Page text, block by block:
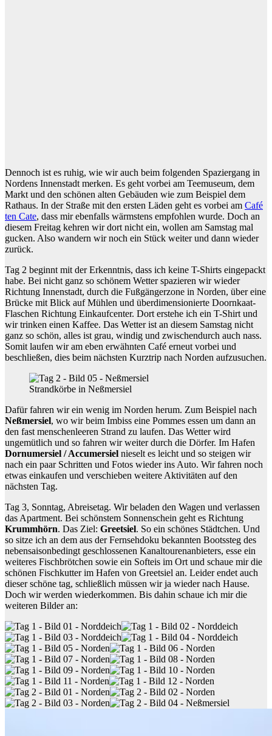
Dennoch ist es ruhig, wie wir auch beim folgenden Spaziergang in
Nordens Innenstadt merken. Es geht vorbei am Teemuseum, dem
Markt und den schönen alten Gebäuden wie zum Beispiel dem
Rathaus. In der Straße mit den ersten Läden geht es vorbei am Café
ten Cate, dass mir ebenfalls wärmstens empfohlen wurde. Doch an
diesem Freitag kehren wir dort nicht ein, wollen am Samstag mal
gucken. Also wandern wir noch ein Stück weiter und dann wieder
zurück.
Tag 2 beginnt mit der Erkenntnis, dass ich keine T-Shirts eingepackt
habe. Bei nicht ganz so schönem Wetter spazieren wir wieder
Richtung Innenstadt, durch die Fußgängerzone in Norden, über eine
Brücke mit Blick auf Mühlen und überdimensionierte Doornkaat-
Flaschen Richtung Einkaufcenter. Dort erstehe ich ein T-Shirt und
wir trinken einen Kaffee. Das Wetter ist an diesem Samstag nicht
ganz so schön, alles ist grau, windig und zwischendurch auch nass.
Somit laufen wir am eben erwähnten Café erneut vorbei und
beschließen, dies beim nächsten Kurztrip nach Norden aufzusuchen.
Strandkörbe in Neßmersiel
Dafür fahren wir ein wenig im Norden herum. Zum Beispiel nach
Neßmersiel, wo wir beim Imbiss eine Pommes essen um dann an
den fast menschenleeren Strand zu laufen. Das Wetter wird
ungemütlich und so fahren wir weiter durch die Dörfer. Im Hafen
Dornumersiel / Accumersiel nieselt es leicht und so steigen wir
nach ein paar Schritten und Fotos wieder ins Auto. Wir fahren noch
etwas einkaufen und verschieben weitere Aktivitäten auf den
nächsten Tag.
Tag 3, Sonntag, Abreisetag. Wir beladen den Wagen und verlassen
das Apartment. Bei schönstem Sonnenschein geht es Richtung
Krummhörn. Das Ziel: Greetsiel. So ein schönes Städtchen. Und
so sitze ich an dem aus der Fernsehdoku bekannten Bootssteg des
nebensaisonbedingt geschlossenen Kanaltourenanbieters, esse ein
weiteres Fischbrötchen sowie ein Softeis im Ort und schaue mir die
schönen Fischkutter im Hafen von Greetsiel an. Leider endet auch
dieser schöne tag, schließlich müssen wir ja wieder nach Hause.
Doch wir werden wiederkommen. Bis dahin schaue ich mir die
weiteren Bilder an: